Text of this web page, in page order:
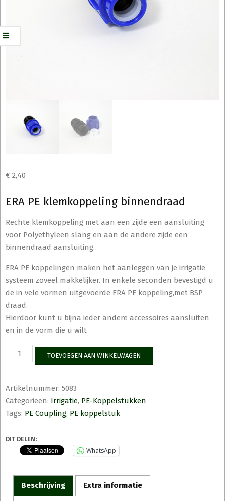
€ 2,40
ERA PE klemkoppeling binnendraad
Rechte klemkoppeling met aan een zijde een aansluiting
voor Polyethyleen slang en aan de andere zijde een
binnendraad aansluiting.
ERA PE koppelingen maken het aanleggen van je irrigatie
systeem zoveel makkelijker. In enkele seconden bevestigd u
de in vele vormen uitgevoerde ERA PE koppeling,met BSP
draad.
Hierdoor kunt u bijna ieder andere accessoires aansluiten
en in de vorm die u wilt
aantal
TOEVOEGEN AAN WINKELWAGEN
Artikelnummer: 5083
Categorieën: Irrigatie, PE-Koppelstukken
Tags: PE Coupling, PE koppelstuk
DIT DELEN:
WhatsApp
Beschrijving Extra informatie